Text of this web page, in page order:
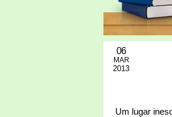
06
MAR
2013
Um lugar